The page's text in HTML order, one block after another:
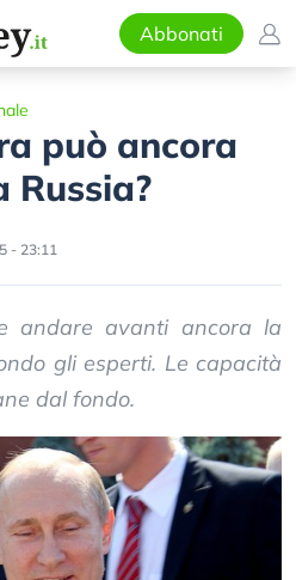
Abbonati
può ancora
Russia?
- 23:11
andare avanti ancora la
gli esperti. Le capacità
dal fondo.